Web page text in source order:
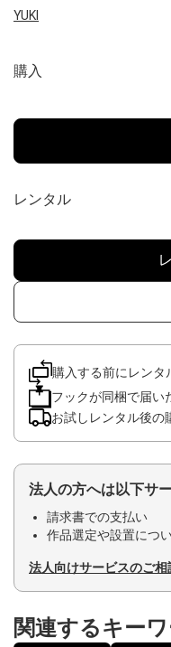
YUKI
購入
レンタル
購入する前にレンタ
フックが同梱で届い
お試しレンタル後の
法人の方へは以下サ
請求書での支払い
作品選定や設置につ
法人向けサービスのご相
関連するキー